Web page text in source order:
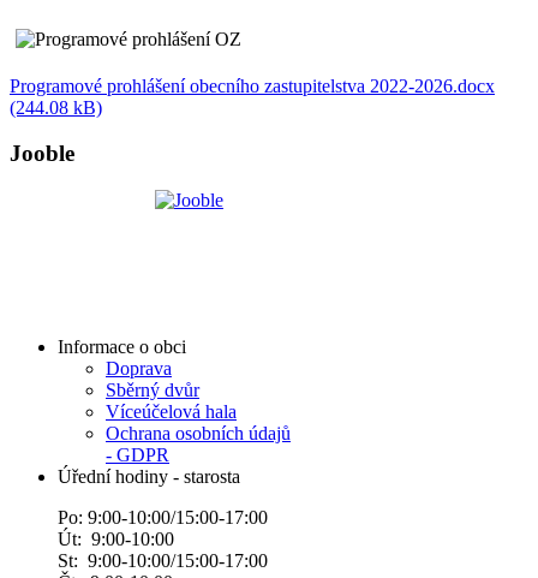
Programové prohlášení obecního zastupitelstva 2022-2026.docx
(244.08 kB)
Jooble
Informace o obci
Doprava
Sběrný dvůr
Víceúčelová hala
Ochrana osobních údajů
- GDPR
Úřední hodiny - starosta
Po: 9:00-10:00/15:00-17:00
Út: 9:00-10:00
St: 9:00-10:00/15:00-17:00